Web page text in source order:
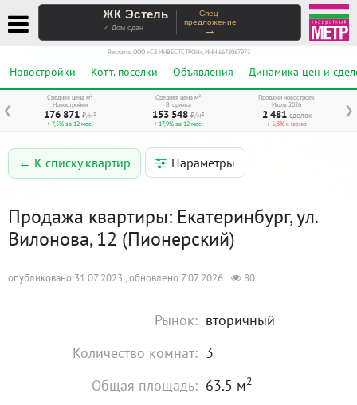
ЖК Эстель
✓ Дом сдан
Спец-
предложение
→
Реклама. ООО «СЗ ИНВЕСТСТРОЙ», ИНН 6678067973
Новостройки Котт. посёлки Объявления Динамика цен и
❮ ❯
Средняя цена м²
Новостройки
176 871 ₽/м²
↑ 7,5% за 12 мес.
Средняя цена м²
Вторичка
153 548 ₽/м²
↑ 17,9% за 12 мес.
Продажи новостроек
Июль 2026
2 481 сделок
↓ 5,3% к июню
← К списку квартир Параметры
Продажа квартиры: Екатеринбург, ул.
Вилонова, 12 (Пионерский)
опубликовано 31.07.2023 , обновлено 7.07.2026 80
Рынок: вторичный
Количество комнат: 3
Общая площадь: 63.5 м2